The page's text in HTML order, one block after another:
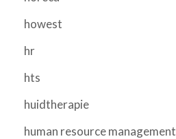
howest
hr
hts
huidtherapie
human resource management